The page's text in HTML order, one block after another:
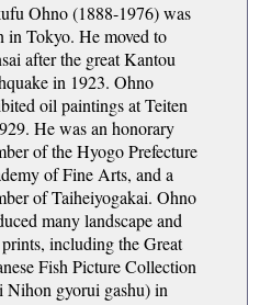
Ohno (1888-1976) was
in Tokyo. He moved to
after the great Kantou
in 1923. Ohno
oil paintings at Teiten
He was an honorary
of the Hyogo Prefecture
of Fine Arts, and a
of Taiheiyogakai. Ohno
many landscape and
including the Great
Fish Picture Collection
Nihon gyorui gashu) in